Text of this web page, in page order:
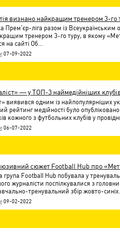
визнано найкращим тренером 3-го
Прем’єр-ліга разом із
тренером 3-го туру, в якому
на сайті Об…
07-09-2022
— у ТОП-3 наймедійніших
виявився одним із найпопулярніших
рейтинг медійності було
кожного з футбольних клубів у
06-07-2022
сюжет Football Hub про
група Football Hub побувала у
журналісти поспілкувалися з
тренувальний збір жовто-
09-02-2022